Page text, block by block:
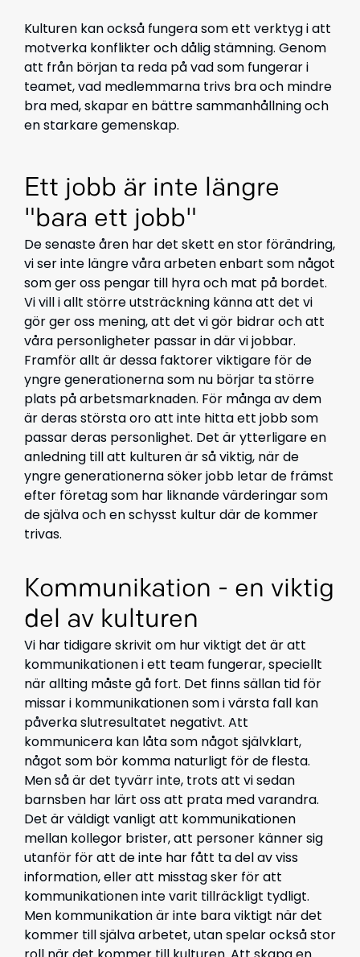
Kulturen kan också fungera som ett verktyg i att
motverka konflikter och dålig stämning. Genom
att från början ta reda på vad som fungerar i
teamet, vad medlemmarna trivs bra och mindre
bra med, skapar en bättre sammanhållning och
en starkare gemenskap.
Ett jobb är inte längre
"bara ett jobb"
De senaste åren har det skett en stor förändring,
vi ser inte längre våra arbeten enbart som något
som ger oss pengar till hyra och mat på bordet.
Vi vill i allt större utsträckning känna att det vi
gör ger oss mening, att det vi gör bidrar och att
våra personligheter passar in där vi jobbar.
Framför allt är dessa faktorer viktigare för de
yngre generationerna som nu börjar ta större
plats på arbetsmarknaden. För många av dem
är deras största oro att inte hitta ett jobb som
passar deras personlighet. Det är ytterligare en
anledning till att kulturen är så viktig, när de
yngre generationerna söker jobb letar de främst
efter företag som har liknande värderingar som
de själva och en schysst kultur där de kommer
trivas.
Kommunikation - en viktig
del av kulturen
Vi har tidigare skrivit om hur viktigt det är att
kommunikationen i ett team fungerar, speciellt
när allting måste gå fort. Det finns sällan tid för
missar i kommunikationen som i värsta fall kan
påverka slutresultatet negativt. Att
kommunicera kan låta som något självklart,
något som bör komma naturligt för de flesta.
Men så är det tyvärr inte, trots att vi sedan
barnsben har lärt oss att prata med varandra.
Det är väldigt vanligt att kommunikationen
mellan kollegor brister, att personer känner sig
utanför för att de inte har fått ta del av viss
information, eller att misstag sker för att
kommunikationen inte varit tillräckligt tydligt.
Men kommunikation är inte bara viktigt när det
kommer till själva arbetet, utan spelar också stor